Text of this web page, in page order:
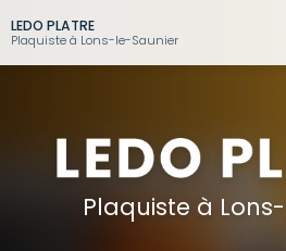
au
contenu
principal
LEDO PLATRE
Plaquiste à Lons-le-Saunier
Plaquiste à